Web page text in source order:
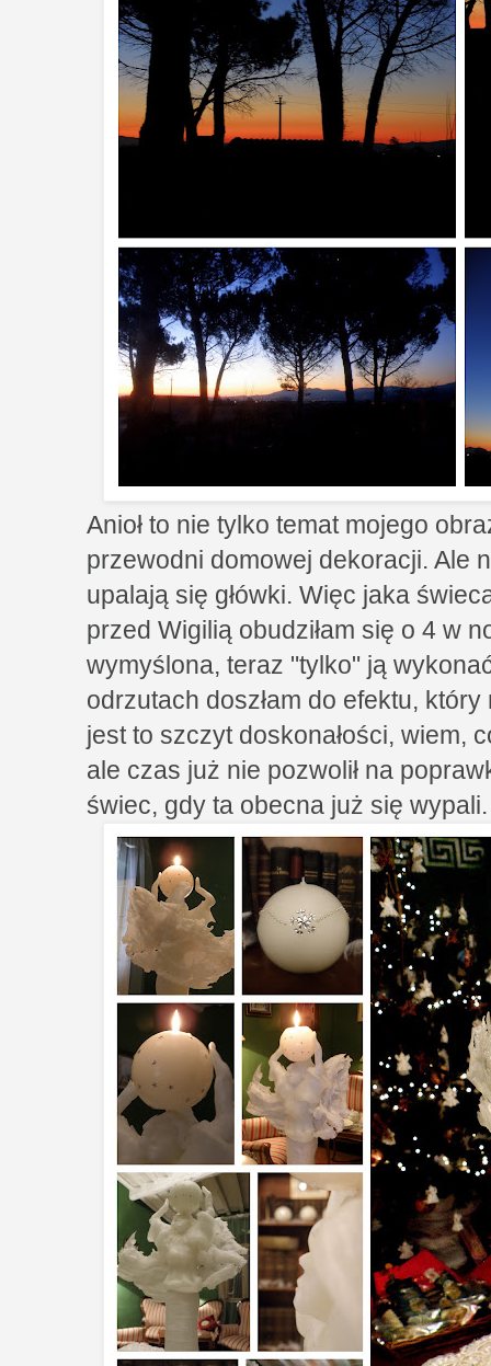
Anioł to nie tylko temat mojego
przewodni domowej dekoracji. Ale
upalają się główki. Więc jaka
przed Wigilią obudziłam się o 4 w
wymyślona, teraz "tylko" ją
odrzutach doszłam do efektu,
jest to szczyt doskonałości, wiem,
ale czas już nie pozwolił na
świec, gdy ta obecna już się wypali.